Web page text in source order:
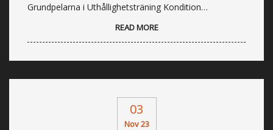
Grundpelarna i Uthållighetsträning Kondition…
READ MORE
03
Nov 23